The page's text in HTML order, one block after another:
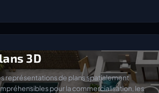
3D
représentations de plans spatialement
pour la commercialisation, les